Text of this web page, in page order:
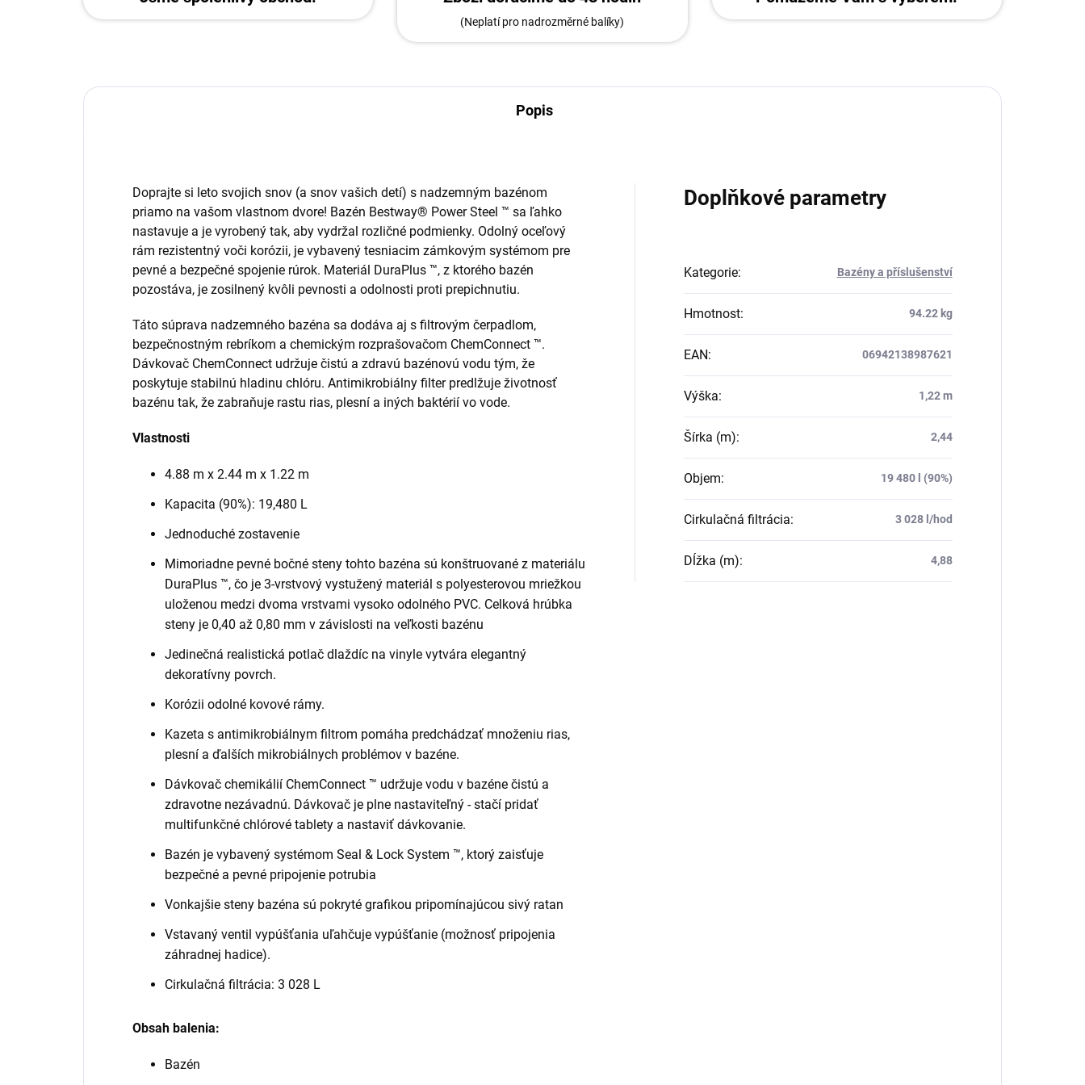
(Neplatí pro nadrozměrné balíky)
Popis
Doprajte si leto svojich snov (a snov vašich detí) s nadzemným bazénom
priamo na vašom vlastnom dvore! Bazén Bestway® Power Steel ™ sa ľahko
nastavuje a je vyrobený tak, aby vydržal rozličné podmienky. Odolný oceľový
rám rezistentný voči korózii, je vybavený tesniacim zámkovým systémom pre
pevné a bezpečné spojenie rúrok. Materiál DuraPlus ™, z ktorého bazén
pozostáva, je zosilnený kvôli pevnosti a odolnosti proti prepichnutiu.
Táto súprava nadzemného bazéna sa dodáva aj s filtrovým čerpadlom,
bezpečnostným rebríkom a chemickým rozprašovačom ChemConnect ™.
Dávkovač ChemConnect udržuje čistú a zdravú bazénovú vodu tým, že
poskytuje stabilnú hladinu chlóru. Antimikrobiálny filter predlžuje životnosť
bazénu tak, že zabraňuje rastu rias, plesní a iných baktérií vo vode.
Vlastnosti
4.88 m x 2.44 m x 1.22 m
Kapacita (90%): 19,480 L
Jednoduché zostavenie
Mimoriadne pevné bočné steny tohto bazéna sú konštruované z materiálu
DuraPlus ™, čo je 3-vrstvový vystužený materiál s polyesterovou mriežkou
uloženou medzi dvoma vrstvami vysoko odolného PVC. Celková hrúbka
steny je 0,40 až 0,80 mm v závislosti na veľkosti bazénu
Jedinečná realistická potlač dlaždíc na vinyle vytvára elegantný
dekoratívny povrch.
Korózii odolné kovové rámy.
Kazeta s antimikrobiálnym filtrom pomáha predchádzať množeniu rias,
plesní a ďalších mikrobiálnych problémov v bazéne.
Dávkovač chemikálií ChemConnect ™ udržuje vodu v bazéne čistú a
zdravotne nezávadnú. Dávkovač je plne nastaviteľný - stačí pridať
multifunkčné chlórové tablety a nastaviť dávkovanie.
Bazén je vybavený systémom Seal & Lock System ™, ktorý zaisťuje
bezpečné a pevné pripojenie potrubia
Vonkajšie steny bazéna sú pokryté grafikou pripomínajúcou sivý ratan
Vstavaný ventil vypúšťania uľahčuje vypúšťanie (možnosť pripojenia
záhradnej hadice).
Cirkulačná filtrácia: 3 028 L
Obsah balenia:
Bazén
Doplňkové parametry
Kategorie: Bazény a příslušenství
Hmotnost: 94.22 kg
EAN: 06942138987621
Výška: 1,22 m
Šírka (m): 2,44
Objem: 19 480 l (90%)
Cirkulačná filtrácia: 3 028 l/hod
Dĺžka (m): 4,88